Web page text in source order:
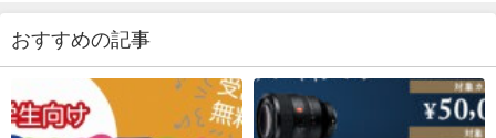
おすすめの記事